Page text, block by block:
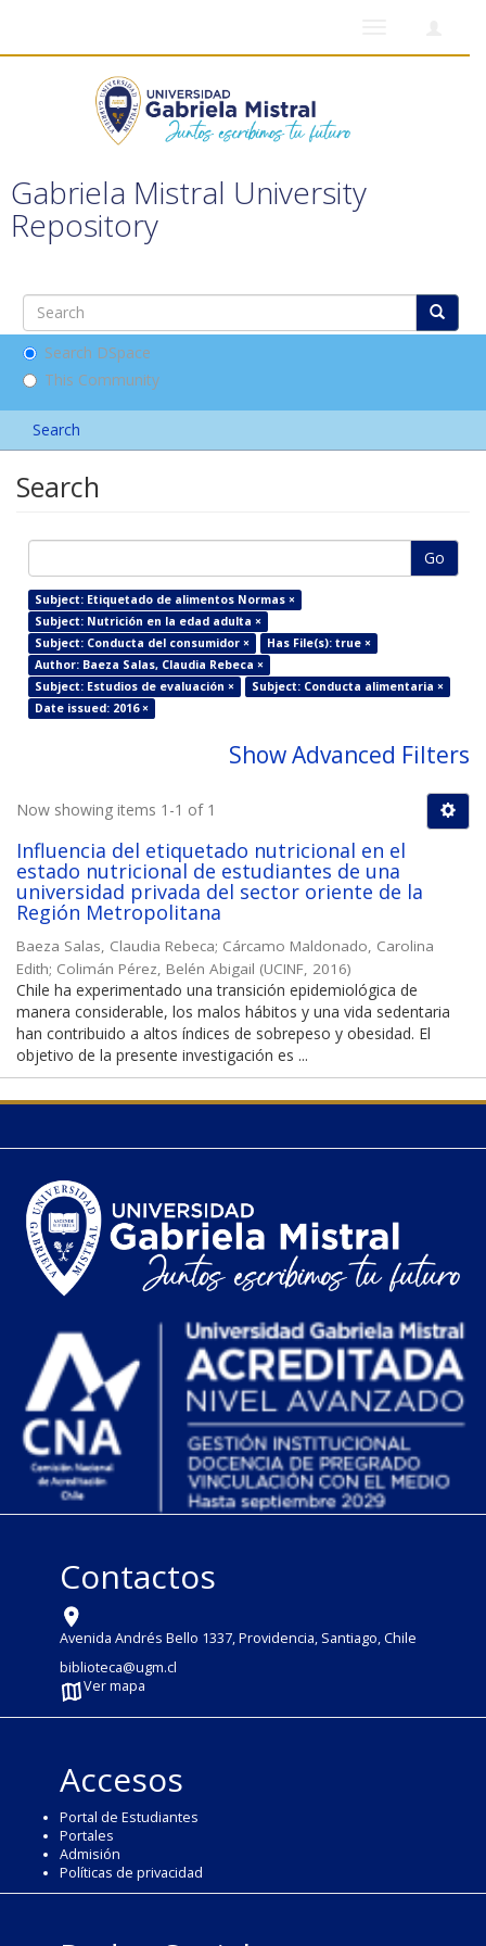
Gabriela Mistral University
Repository
Search DSpace
This Community
Search
Search
Go
Subject: Etiquetado de alimentos Normas ×
Subject: Nutrición en la edad adulta ×
Subject: Conducta del consumidor ×
Has File(s): true ×
Author: Baeza Salas, Claudia Rebeca ×
Subject: Estudios de evaluación ×
Subject: Conducta alimentaria ×
Date issued: 2016 ×
Show Advanced Filters
Now showing items 1-1 of 1
Influencia del etiquetado nutricional en el
estado nutricional de estudiantes de una
universidad privada del sector oriente de la
Región Metropolitana
Baeza Salas, Claudia Rebeca; Cárcamo Maldonado, Carolina
Edith; Colimán Pérez, Belén Abigail (UCINF, 2016)
Chile ha experimentado una transición epidemiológica de
manera considerable, los malos hábitos y una vida sedentaria
han contribuido a altos índices de sobrepeso y obesidad. El
objetivo de la presente investigación es ...
Contactos
Avenida Andrés Bello 1337, Providencia, Santiago, Chile
biblioteca@ugm.cl
Ver mapa
Accesos
Portal de Estudiantes
Portales
Admisión
Políticas de privacidad